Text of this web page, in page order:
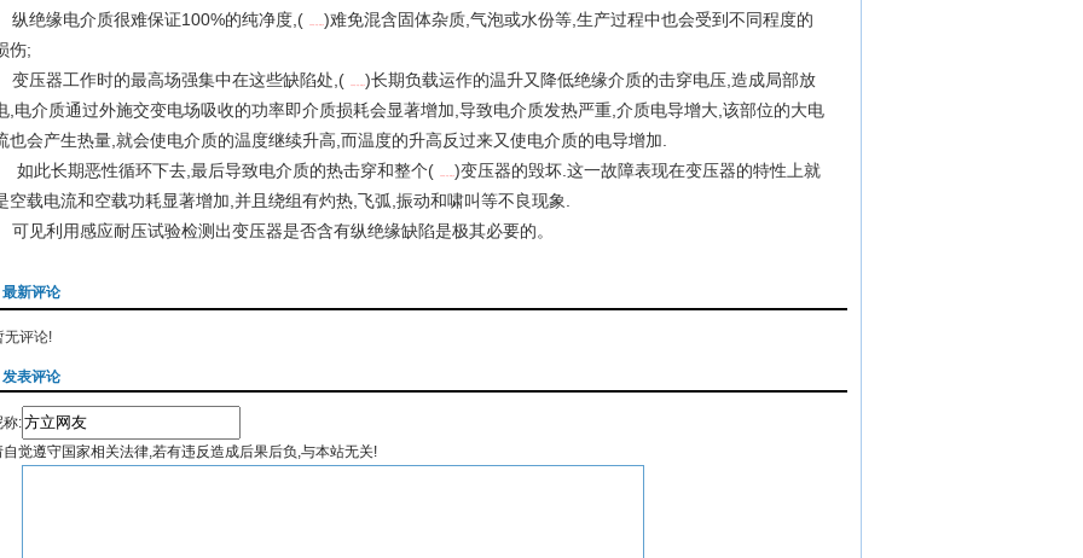
绝缘电介质很难保证100%的纯净度,(
)难免混含固体杂质,气泡或水份等,生产过程中也会受到不同程度的
伤;
压器工作时的最高场强集中在这些缺陷处,(
)长期负载运作的温升又降低绝缘介质的击穿电压,造成局部放
,电介质通过外施交变电场吸收的功率即介质损耗会显著增加,导致电介质发热严重,介质电导增大,该部位的大电
也会产生热量,就会使电介质的温度继续升高,而温度的升高反过来又使电介质的电导增加.
此长期恶性循环下去,最后导致电介质的热击穿和整个(
)变压器的毁坏.这一故障表现在变压器的特性上就
空载电流和空载功耗显著增加,并且绕组有灼热,飞弧,振动和啸叫等不良现象.
见利用感应耐压试验检测出变压器是否含有纵绝缘缺陷是极其必要的。
最新评论
无评论!
发表评论
称:
自觉遵守国家相关法律,若有违反造成后果后负,与本站无关!